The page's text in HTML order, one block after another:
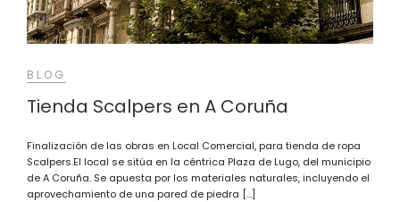
BLOG
Tienda Scalpers en A Coruña
Finalización de las obras en Local Comercial, para tienda de ropa
Scalpers.El local se sitúa en la céntrica Plaza de Lugo, del municipio
de A Coruña. Se apuesta por los materiales naturales, incluyendo el
aprovechamiento de una pared de piedra […]